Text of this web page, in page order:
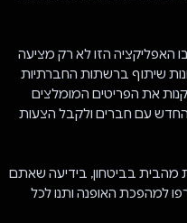
האפליקציה הזו לא רק מציעה
שיתוף ברשתות החברתיות
את הפריטים המומלצים
עם חברים ולקבל הצעות
מהבית בביטחון, בידיעה שאתם
למהפכת האופנה ותנו לכל